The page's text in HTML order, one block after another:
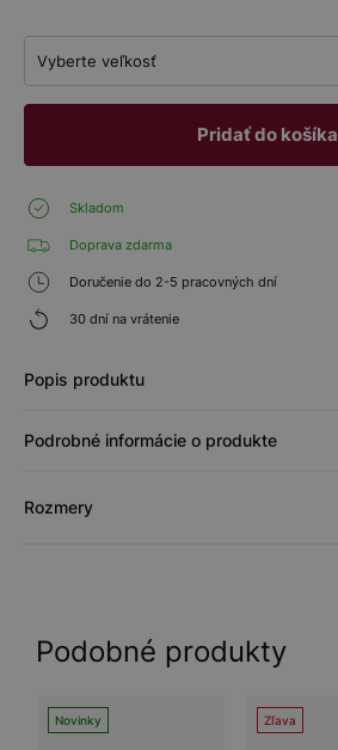
Vyberte veľkosť
Pridať do košíka
Skladom
Doprava zdarma
Doručenie do 2-5 pracovných dní
30 dní na vrátenie
Popis produktu
Podrobné informácie o produkte
Rozmery
Podobné produkty
Novinky Zľava